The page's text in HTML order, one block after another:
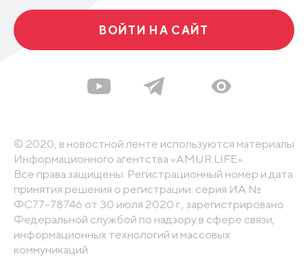
ВОЙТИ НА САЙТ
© 2020, в новостной ленте используются материалы
Информационного агентства «AMUR.LIFE».
Все права защищены. Регистрационный номер и дата
принятия решения о регистрации: серия ИА №
ФС77-78746 от 30 июля 2020 г., зарегистрировано
Федеральной службой по надзору в сфере связи,
информационных технологий и массовых
коммуникаций